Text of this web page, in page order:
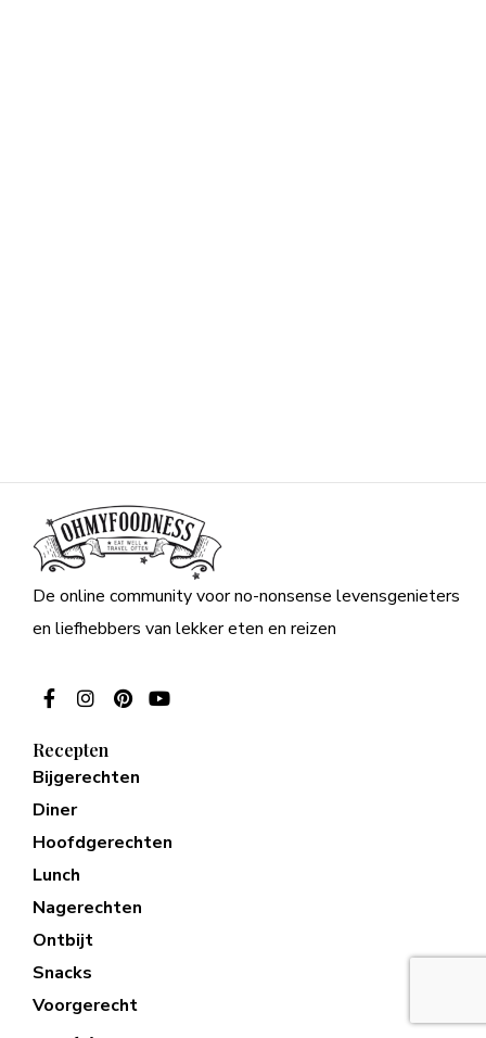
De online community voor no-nonsense levensgenieters
en liefhebbers van lekker eten en reizen
Recepten
Bijgerechten
Diner
Hoofdgerechten
Lunch
Nagerechten
Ontbijt
Snacks
Voorgerecht